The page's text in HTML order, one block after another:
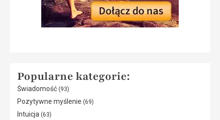
Popularne kategorie:
Świadomość (93)
Pozytywne myślenie (69)
Intuicja (63)